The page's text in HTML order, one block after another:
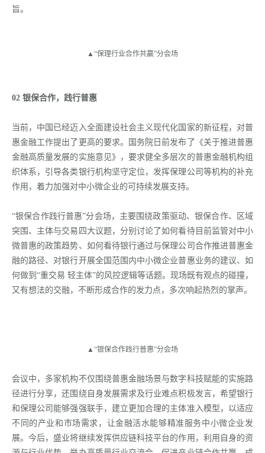
旨。
▲“保理行业合作共赢”分会场
02 银保合作，践行普惠
当前，中国已经迈入全面建设社会主义现代化国家的新征程，对普
惠金融工作提出了更高的要求。国务院日前发布了《关于推进普惠
金融高质量发展的实施意见》，要求健全多层次的普惠金融机构组
织体系，引导各类银行机构坚守定位，发挥保理公司等机构的补充
作用，着力加强对中小微企业的可持续发展支持。
“银保合作践行普惠”分会场，主要围绕政策驱动、银保合作、区域
突围、主体与交易四大议题，分别讨论了如何看待目前监管对中小
微普惠的政策趋势、如何看待银行通过与保理公司合作推进普惠金
融的路径、对银行开展全国范围内中小微企业普惠业务的建议、如
何做到“重交易 轻主体”的风控逻辑等话题。现场既有观点的碰撞，
又有想法的交融，不断形成合作的发力点，多次响起热烈的掌声。
▲“银保合作践行普惠”分会场
会议中，多家机构不仅围绕普惠金融场景与数字科技赋能的实施路
径进行分享，还围绕自身发展需求及行业难点积极发言，希望银行
和保理公司能够强强联手，建立更加合理的主体准入模型，以适应
不同的产业和市场需求，让金融活水能够精准服务中小微企业发
展。今后，盛业将继续发挥供应链科技平台的作用，利用自身的资